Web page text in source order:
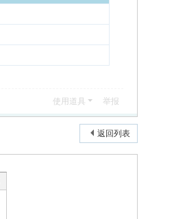
使用道具 举报
返回列表